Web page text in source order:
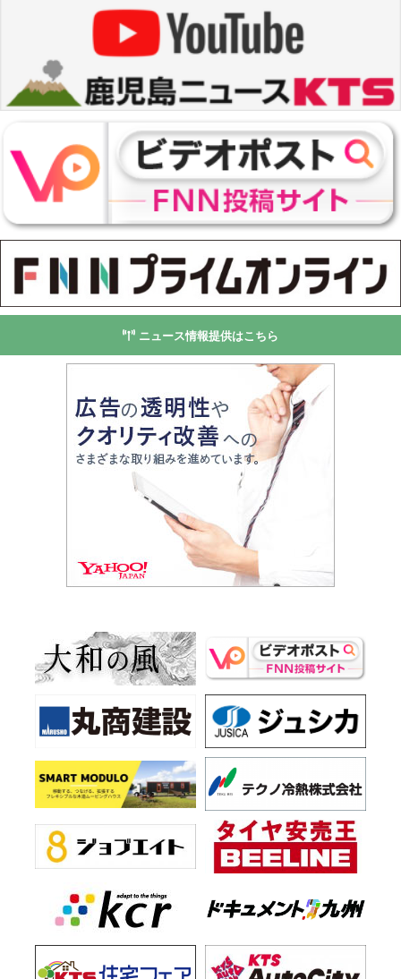
ニュース情報提供はこちら